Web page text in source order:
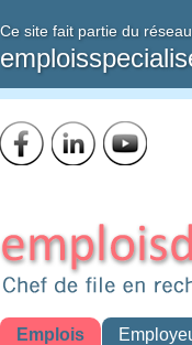
Ce site fait partie du
Emplois